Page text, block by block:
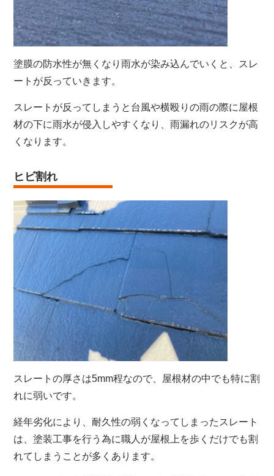
塗膜の防水性が無くなり雨水が染み込んでいくと、スレ
ートが反っていきます。
スレートが反ってしまうと台風や横殴りの雨の際に屋根
材の下に雨水が侵入しやすくなり、雨漏れのリスクが高
くなります。
ヒビ割れ
スレートの厚さは5mm程なので、屋根材の中でも特に割
れに弱いです。
経年劣化により、耐久性の弱くなってしまったスレート
は、塗装工事を行う為に職人が屋根上を歩くだけでも割
れてしまうことが多くあります。